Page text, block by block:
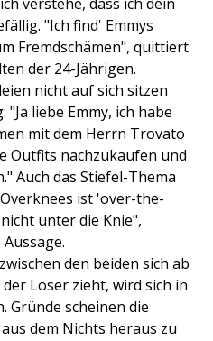
"Ich find' Emmys
Fremdschämen", quittiert
der 24-Jährigen.
nicht auf sich sitzen
liebe Emmy, ich habe
mit dem Herrn Trovato
Outfits nachzukaufen und
Auch das Stiefel-Thema
ist 'over-the-
unter die Knie",
den beiden sich ab
Loser zieht, wird sich in
Gründe scheinen die
dem Nichts heraus zu